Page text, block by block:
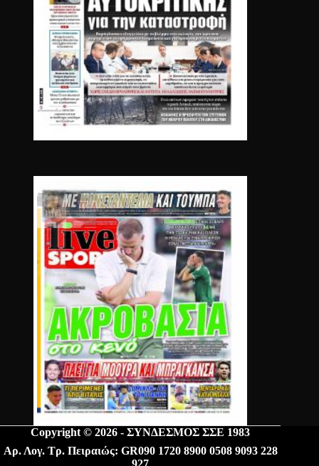
Copyright © 2026 - ΣΥΝΔΕΣΜΟΣ ΣΣΕ 1983
Αρ. Λογ. Τρ. Πειραιώς: GR090 1720 8900 0508 9093 228